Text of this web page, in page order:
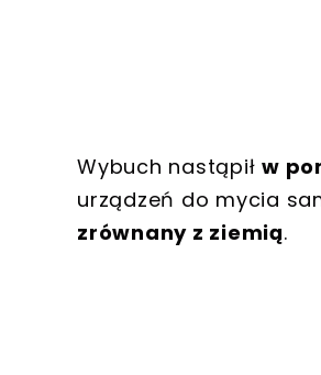
Wybuch nastąpił w
urządzeń do mycia
zrównany z ziemią.